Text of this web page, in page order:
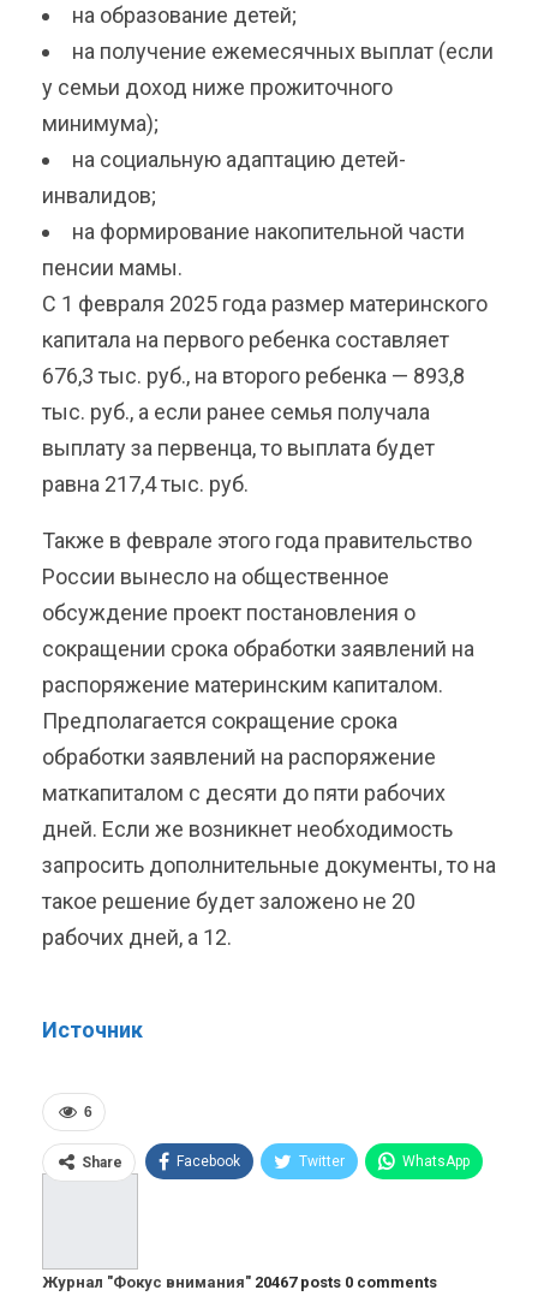
на образование детей;
на получение ежемесячных выплат (если
у семьи доход ниже прожиточного
минимума);
на социальную адаптацию детей-
инвалидов;
на формирование накопительной части
пенсии мамы.
С 1 февраля 2025 года размер материнского
капитала на первого ребенка составляет
676,3 тыс. руб., на второго ребенка — 893,8
тыс. руб., а если ранее семья получала
выплату за первенца, то выплата будет
равна 217,4 тыс. руб.
Также в феврале этого года правительство
России вынесло на общественное
обсуждение проект постановления о
сокращении срока обработки заявлений на
распоряжение материнским капиталом.
Предполагается сокращение срока
обработки заявлений на распоряжение
маткапиталом с десяти до пяти рабочих
дней. Если же возникнет необходимость
запросить дополнительные документы, то на
такое решение будет заложено не 20
рабочих дней, а 12.
Источник
6
Share Facebook Twitter WhatsApp
Журнал "Фокус внимания" 20467 posts 0 comments